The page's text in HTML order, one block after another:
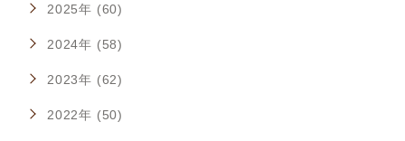
2025年 (60)
2024年 (58)
2023年 (62)
2022年 (50)